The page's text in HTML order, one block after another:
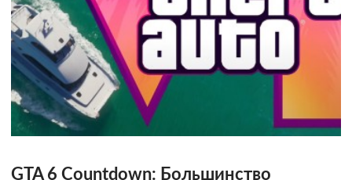
GTA 6 Countdown: Большинство